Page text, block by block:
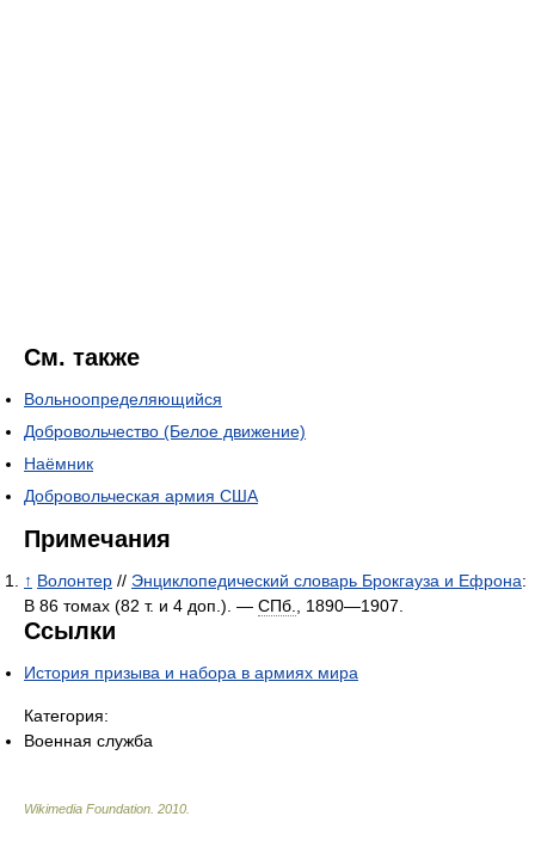
См. также
Вольноопределяющийся
Добровольчество (Белое движение)
Наёмник
Добровольческая армия США
Примечания
↑ Волонтер // Энциклопедический словарь Брокгауза и Ефрона:
В 86 томах (82 т. и 4 доп.). — СПб. , 1890—1907.
Ссылки
История призыва и набора в армиях мира
Категория:
Военная служба
Wikimedia Foundation 2010